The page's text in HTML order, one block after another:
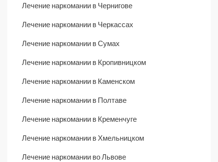
Лечение наркомании в Чернигове
Лечение наркомании в Черкассах
Лечение наркомании в Сумах
Лечение наркомании в Кропивницком
Лечение наркомании в Каменском
Лечение наркомании в Полтаве
Лечение наркомании в Кременчуге
Лечение наркомании в Хмельницком
Лечение наркомании во Львове